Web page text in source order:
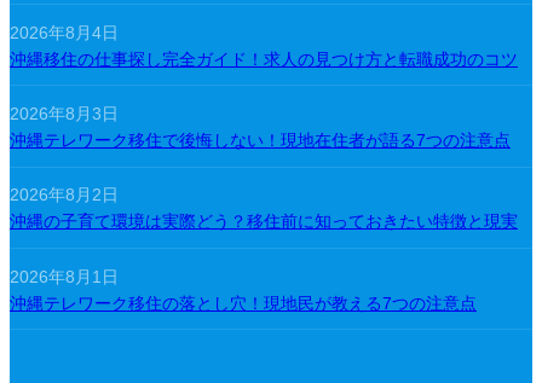
2026年8月4日
沖縄移住の仕事探し完全ガイド！求人の見つけ方と転職成功のコツ
2026年8月3日
沖縄テレワーク移住で後悔しない！現地在住者が語る7つの注意点
2026年8月2日
沖縄の子育て環境は実際どう？移住前に知っておきたい特徴と現実
2026年8月1日
沖縄テレワーク移住の落とし穴！現地民が教える7つの注意点